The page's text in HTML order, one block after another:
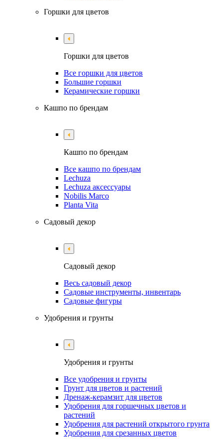
Горшки для цветов
Горшки для цветов
Все горшки для цветов
Большие горшки
Керамические горшки
Кашпо по брендам
Кашпо по брендам
Все кашпо по брендам
Lechuza
Lechuza аксессуары
Nobilis Marco
Planta Vita
Садовый декор
Садовый декор
Весь садовый декор
Садовые инструменты, инвентарь
Садовые фигуры
Удобрения и грунты
Удобрения и грунты
Все удобрения и грунты
Грунт для цветов и растений
Дренаж-керамзит для цветов
Удобрения для горшечных цветов и
растений
Удобрения для растений открытого грунта
Удобрения для срезанных цветов